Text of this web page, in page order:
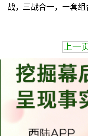
战，三战合一，一套组
上一